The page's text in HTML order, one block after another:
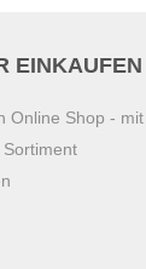
EINKAUFEN
Online Shop -